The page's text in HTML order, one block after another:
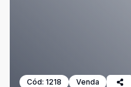
Cód: 1218 Venda